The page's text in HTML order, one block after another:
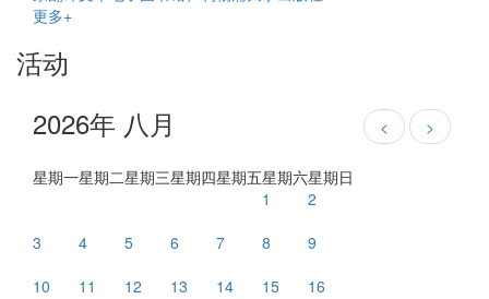
更多+
活动
2026年 八月
< >
星期一星期二星期三星期四星期五星期六星期日
1
2
3
4 5 6 7 8
9
10
11 12 13 14 15
16